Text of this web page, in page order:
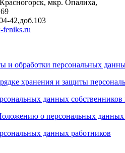
мкр. Опалиха,
42,доб.103
feniks.ru
и обработки персональных
хранения и защиты
данных собственников
о персональных данных
данных работников